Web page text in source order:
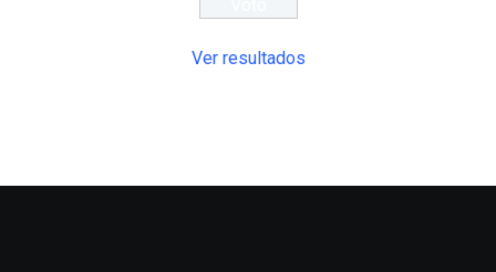
Ver resultados